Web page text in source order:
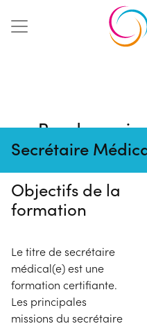
Secrétaire
Pas de
ce moment
Objectifs de la
formation
Le titre de secrétaire
médical(e) est une
formation certifiante.
Les principales
missions du secrétaire